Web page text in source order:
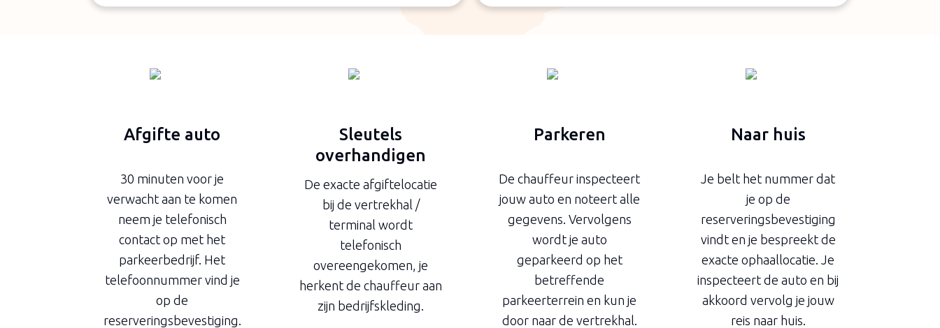
Afgifte auto
30 minuten voor je
verwacht aan te komen
neem je telefonisch
contact op met het
parkeerbedrijf. Het
telefoonnummer vind je
op de
reserveringsbevestiging.
Sleutels
overhandigen
De exacte afgiftelocatie
bij de vertrekhal /
terminal wordt
telefonisch
overeengekomen, je
herkent de chauffeur aan
zijn bedrijfskleding.
Parkeren
De chauffeur inspecteert
jouw auto en noteert alle
gegevens. Vervolgens
wordt je auto
geparkeerd op het
betreffende
parkeerterrein en kun je
door naar de vertrekhal.
Naar huis
Je belt het nummer dat
je op de
reserveringsbevestiging
vindt en je bespreekt de
exacte ophaallocatie. Je
inspecteert de auto en bij
akkoord vervolg je jouw
reis naar huis.